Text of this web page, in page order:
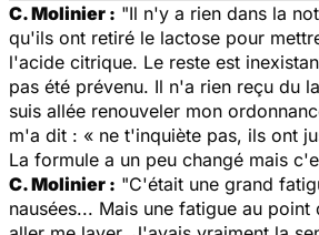
C. Molinier : "Il n'y a rien dans la
qu'ils ont retiré le lactose pour
l'acide citrique. Le reste est
pas été prévenu. Il n'a rien reçu du
suis allée renouveler mon
m'a dit : « ne t'inquiète pas, ils ont
La formule a un peu changé mais
C. Molinier : "C'était une grand
nausées... Mais une fatigue au